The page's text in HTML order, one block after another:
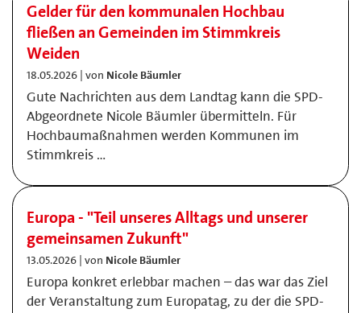
Gelder für den kommunalen Hochbau
fließen an Gemeinden im Stimmkreis
Weiden
18.05.2026 | von Nicole Bäumler
Gute Nachrichten aus dem Landtag kann die SPD-
Abgeordnete Nicole Bäumler übermitteln. Für
Hochbaumaßnahmen werden Kommunen im
Stimmkreis …
Europa - "Teil unseres Alltags und unserer
gemeinsamen Zukunft"
13.05.2026 | von Nicole Bäumler
Europa konkret erlebbar machen – das war das Ziel
der Veranstaltung zum Europatag, zu der die SPD-